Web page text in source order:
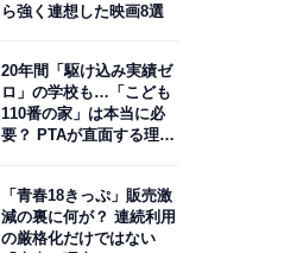
ら強く連想した映画8選
20年間「駆け込み実績ゼ
ロ」の学校も…「こども
110番の家」は本当に必
要？ PTAが直面する理想
「青春18きっぷ」販売激
減の裏に何が？ 連続利用
の厳格化だけではない